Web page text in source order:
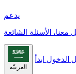
يدعم
الأسئلة الشائعة
العربيّة
الدخول ابدأ